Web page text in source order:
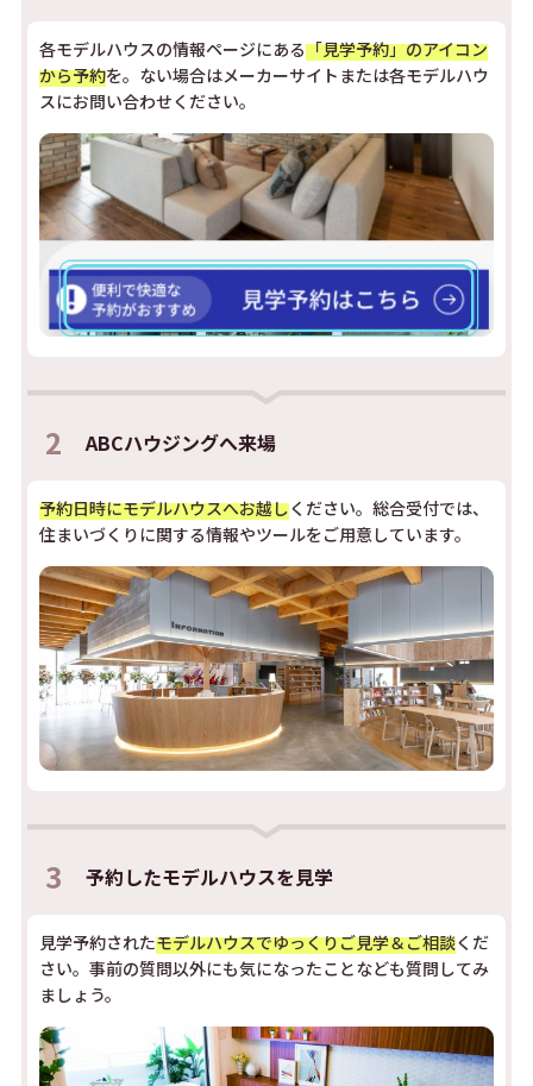
各モデルハウスの情報ページにある「見学予約」のアイコン
から予約を。ない場合はメーカーサイトまたは各モデルハウ
スにお問い合わせください。
2 ABCハウジングへ来場
予約日時にモデルハウスへお越しください。総合受付では、
住まいづくりに関する情報やツールをご用意しています。
3 予約したモデルハウスを見学
見学予約されたモデルハウスでゆっくりご見学＆ご相談くだ
さい。事前の質問以外にも気になったことなども質問してみ
ましょう。